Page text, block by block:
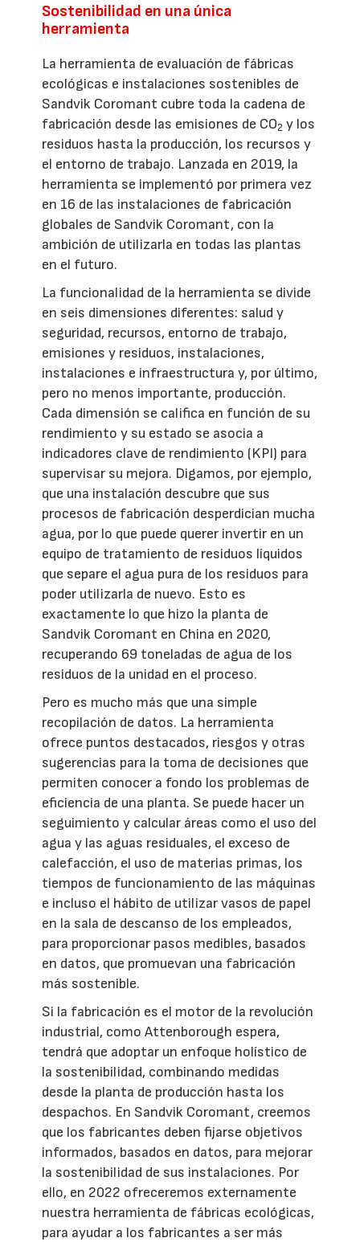
Sostenibilidad en una única
herramienta
La herramienta de evaluación de fábricas
ecológicas e instalaciones sostenibles de
Sandvik Coromant cubre toda la cadena de
fabricación desde las emisiones de CO2 y los
residuos hasta la producción, los recursos y
el entorno de trabajo. Lanzada en 2019, la
herramienta se implementó por primera vez
en 16 de las instalaciones de fabricación
globales de Sandvik Coromant, con la
ambición de utilizarla en todas las plantas
en el futuro.
La funcionalidad de la herramienta se divide
en seis dimensiones diferentes: salud y
seguridad, recursos, entorno de trabajo,
emisiones y residuos, instalaciones,
instalaciones e infraestructura y, por último,
pero no menos importante, producción.
Cada dimensión se califica en función de su
rendimiento y su estado se asocia a
indicadores clave de rendimiento (KPI) para
supervisar su mejora. Digamos, por ejemplo,
que una instalación descubre que sus
procesos de fabricación desperdician mucha
agua, por lo que puede querer invertir en un
equipo de tratamiento de residuos líquidos
que separe el agua pura de los residuos para
poder utilizarla de nuevo. Esto es
exactamente lo que hizo la planta de
Sandvik Coromant en China en 2020,
recuperando 69 toneladas de agua de los
residuos de la unidad en el proceso.
Pero es mucho más que una simple
recopilación de datos. La herramienta
ofrece puntos destacados, riesgos y otras
sugerencias para la toma de decisiones que
permiten conocer a fondo los problemas de
eficiencia de una planta. Se puede hacer un
seguimiento y calcular áreas como el uso del
agua y las aguas residuales, el exceso de
calefacción, el uso de materias primas, los
tiempos de funcionamiento de las máquinas
e incluso el hábito de utilizar vasos de papel
en la sala de descanso de los empleados,
para proporcionar pasos medibles, basados
en datos, que promuevan una fabricación
más sostenible.
Si la fabricación es el motor de la revolución
industrial, como Attenborough espera,
tendrá que adoptar un enfoque holístico de
la sostenibilidad, combinando medidas
desde la planta de producción hasta los
despachos. En Sandvik Coromant, creemos
que los fabricantes deben fijarse objetivos
informados, basados en datos, para mejorar
la sostenibilidad de sus instalaciones. Por
ello, en 2022 ofreceremos externamente
nuestra herramienta de fábricas ecológicas,
para ayudar a los fabricantes a ser más